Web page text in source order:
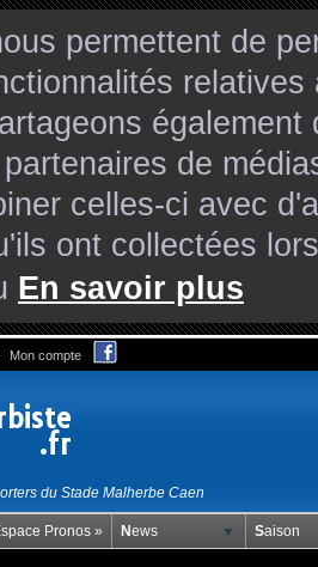
permettent de
de
celles-ci avec
ont collectées
En savoir plus
Mon compte
du Stade Malherbe Caen
Pronos » News Saison